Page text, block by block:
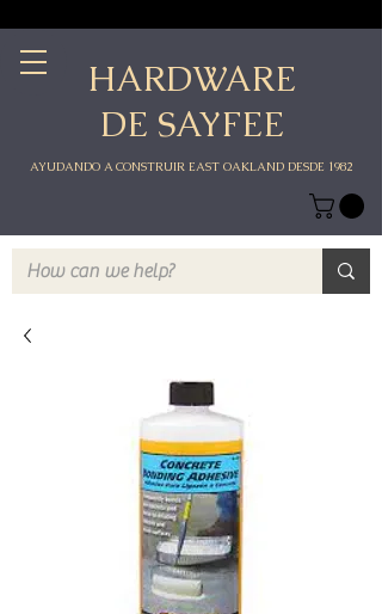
HARDWARE
DE SAYFEE
AYUDANDO A CONSTRUIR EAST OAKLAND DESDE 1982